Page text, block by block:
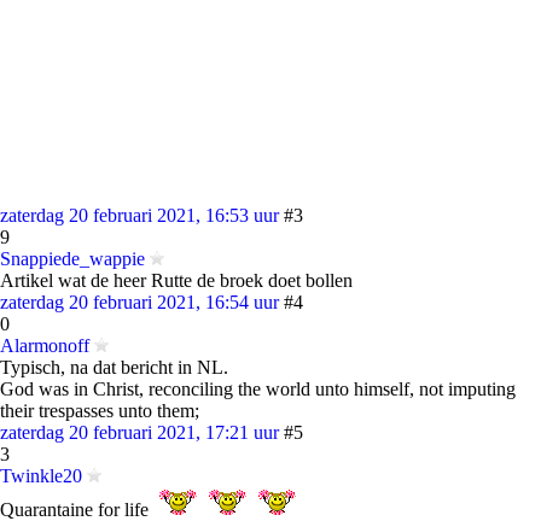
zaterdag 20 februari 2021, 16:53 uur #3
9
Snappiede_wappie
Artikel wat de heer Rutte de broek doet bollen
zaterdag 20 februari 2021, 16:54 uur #4
0
Alarmonoff
Typisch, na dat bericht in NL.
God was in Christ, reconciling the world unto himself, not imputing
their trespasses unto them;
zaterdag 20 februari 2021, 17:21 uur #5
3
Twinkle20
Quarantaine for life